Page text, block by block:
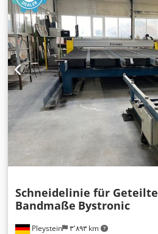
Pleystein ۳٬۸۹۳ km
Schneidelinie für Geteilte
Bandmaße Bystronic